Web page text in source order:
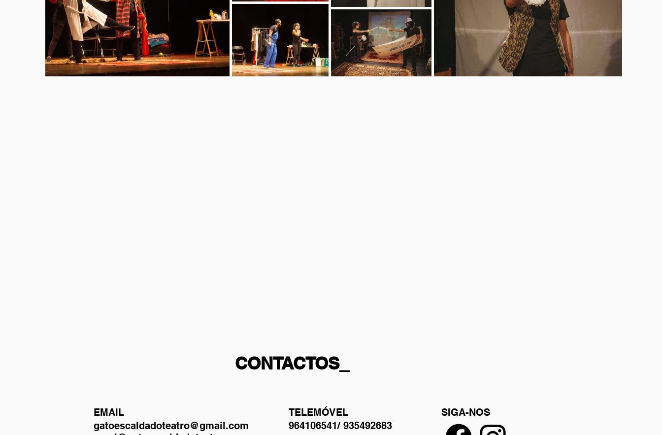
CONTACTOS_
EMAIL TELEMÓVEL
SIGA-NOS
gatoescaldadoteatro@gmail.com
964106541/ 935492683